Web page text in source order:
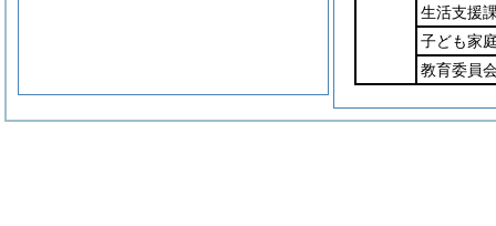
生活支援
子ども家
教育委員